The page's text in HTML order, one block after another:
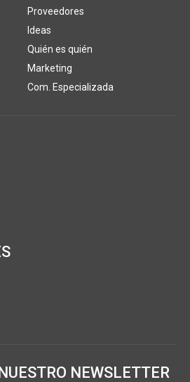
Proveedores
Ideas
Quién es quién
Marketing
Com. Especializada
NEWSLETTER